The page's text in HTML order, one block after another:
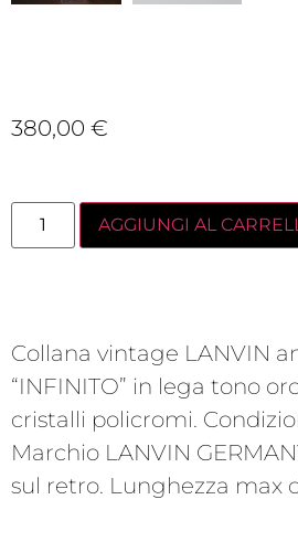
380,00 €
AGGIUNGI AL
Collana vintage LANVIN
“INFINITO” in lega tono
cristalli policromi.
Marchio LANVIN
sul retro. Lunghezza max